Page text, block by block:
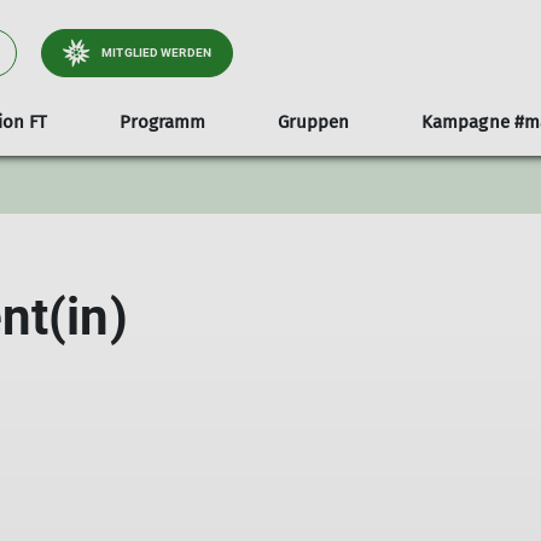
MITGLIED WERDEN
FT
Mitgliedschaft Sektionsheft -
Programm
Wanderungen
Mehrtagestouren
Radtour
Felskurse
Gruppen
Familie
Kampagne
Klettern